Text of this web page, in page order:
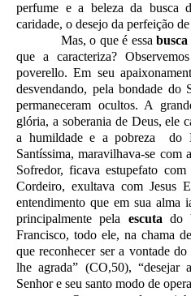
perfume e a beleza da busca
caridade, o desejo da perfeição
Mas, o que é essa
que a caracteriza?
poverello. Em seu
desvendando, pela bondade do
permaneceram ocultos. A
glória, a soberania de Deus, ele
a humildade e a pobreza do
Santíssima, maravilhava-se com
Sofredor, ficava estupefato
Cordeiro, exultava com Jesus
entendimento que em sua alma
principalmente pela escutado
Francisco, todo ele, na chama
que reconhecer ser a vontade
lhe agrada” (CO,50),
Senhor e seu santo modo de